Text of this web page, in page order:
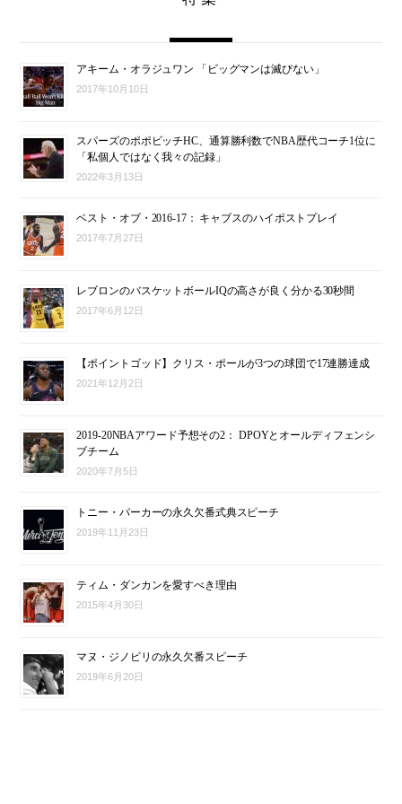
アキーム・オラジュワン 「ビッグマンは滅びない」
2017年10月10日
スパーズのポポビッチHC、通算勝利数でNBA歴代コーチ1位に
「私個人ではなく我々の記録」
2022年3月13日
ベスト・オブ・2016-17： キャブスのハイポストプレイ
2017年7月27日
レブロンのバスケットボールIQの高さが良く分かる30秒間
2017年6月12日
【ポイントゴッド】クリス・ポールが3つの球団で17連勝達成
2021年12月2日
2019-20NBAアワード予想その2： DPOYとオールディフェンシ
ブチーム
2020年7月5日
トニー・パーカーの永久欠番式典スピーチ
2019年11月23日
ティム・ダンカンを愛すべき理由
2015年4月30日
マヌ・ジノビリの永久欠番スピーチ
2019年6月20日